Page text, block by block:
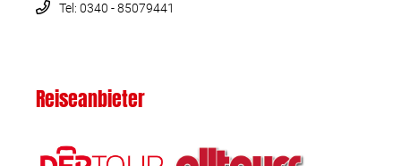
Tel: 0340 - 85079441
Reiseanbieter